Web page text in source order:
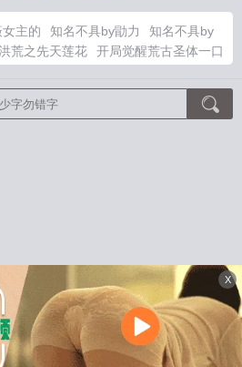
主的 知名不具by勖力
知名不具by
荒之先天莲花
开局觉醒荒古圣体一口
笔趣阁 神印魔族
综在本丸的那些天
否搞错了什么
在本丸开温泉旅店免
重生九零，为国效力我逆袭当首富
年
菜地通末世：我囤亿万物资养大佬
系统无敌了
仙剑千年之约
锁情扣
如反掌
X